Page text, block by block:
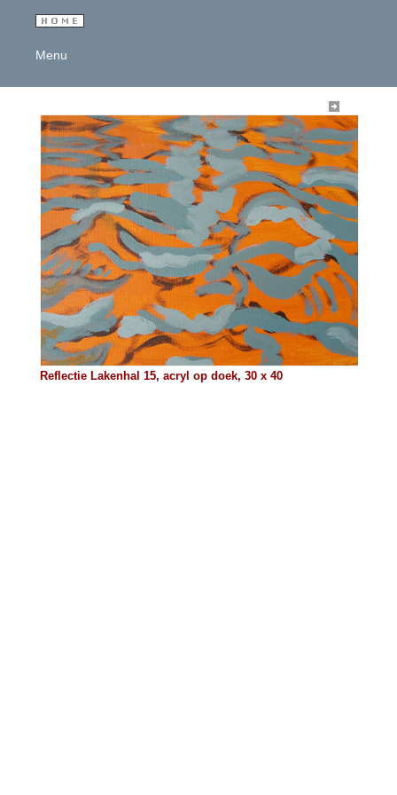
Menu
Reflectie Lakenhal 15, acryl op doek, 30 x 40